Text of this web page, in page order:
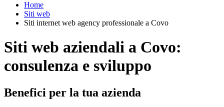
Home
Siti web
Siti internet web agency professionale a Covo
Siti web aziendali a Covo:
consulenza e sviluppo
Benefici per la tua azienda